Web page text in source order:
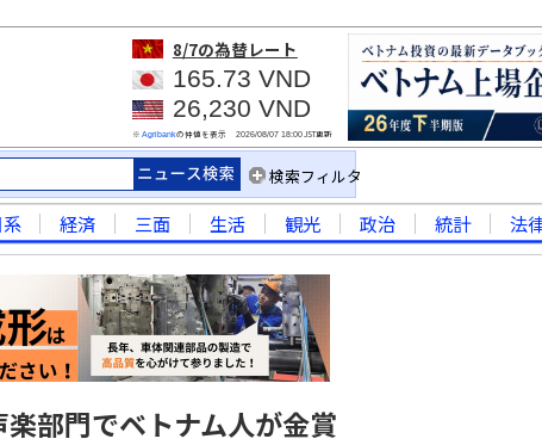
8/7の為替レート
165.73 VND
26,230 VND
※ Agribankの仲値を表示 2026/08/07 18:00JST更新
検索フィルタ
系 経済 三面 生活 観光 政治 統計 法
部門でベトナム人が金賞